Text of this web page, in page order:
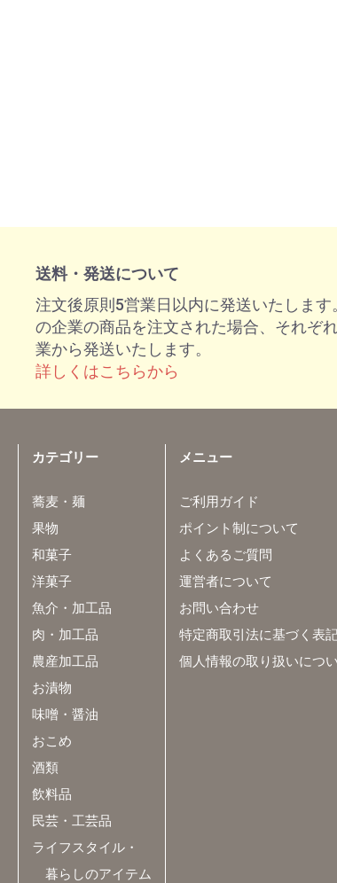
送料・発送について
注文後原則5営業日以内に発送いたします
の企業の商品を注文された場合、それぞ
業から発送いたします。
詳しくはこちらから
カテゴリー
蕎麦・麺
果物
和菓子
洋菓子
魚介・加工品
肉・加工品
農産加工品
お漬物
味噌・醤油
おこめ
酒類
飲料品
民芸・工芸品
ライフスタイル・
暮らしのアイテム
メニュー
ご利用ガイド
ポイント制について
よくあるご質問
運営者について
お問い合わせ
特定商取引法に基づく表
個人情報の取り扱いにつ